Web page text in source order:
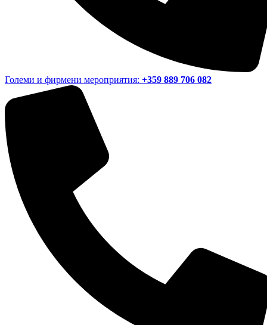
Големи и фирмени мероприятия: +359 889 706 082